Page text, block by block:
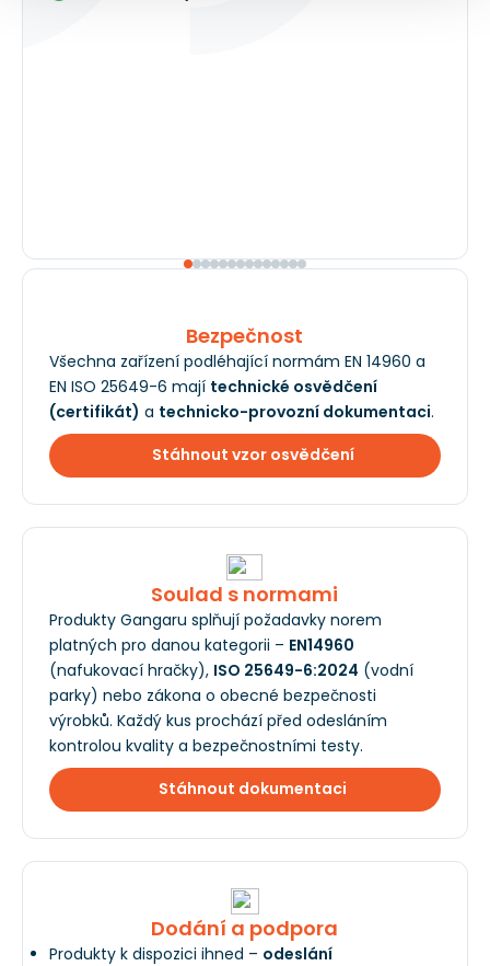
Bezpečnost
Všechna zařízení podléhající normám EN 14960 a
EN ISO 25649-6 mají technické osvědčení
(certifikát) a technicko-provozní dokumentaci.
Stáhnout vzor osvědčení
Soulad s normami
Produkty Gangaru splňují požadavky norem
platných pro danou kategorii – EN14960
(nafukovací hračky), ISO 25649-6:2024 (vodní
parky) nebo zákona o obecné bezpečnosti
výrobků. Každý kus prochází před odesláním
kontrolou kvality a bezpečnostními testy.
Stáhnout dokumentaci
Dodání a podpora
Produkty k dispozici ihned – odeslání